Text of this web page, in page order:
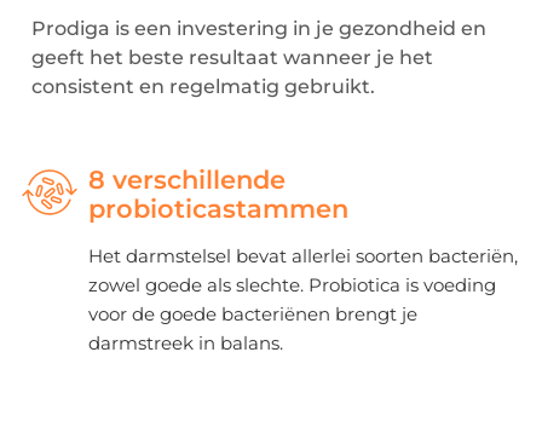
Prodiga is een investering in je gezondheid en
geeft het beste resultaat wanneer je het
consistent en regelmatig gebruikt.
8 verschillende
probioticastammen
Het darmstelsel bevat allerlei soorten bacteriën,
zowel goede als slechte. Probiotica is voeding
voor de goede bacteriënen brengt je
darmstreek in balans.